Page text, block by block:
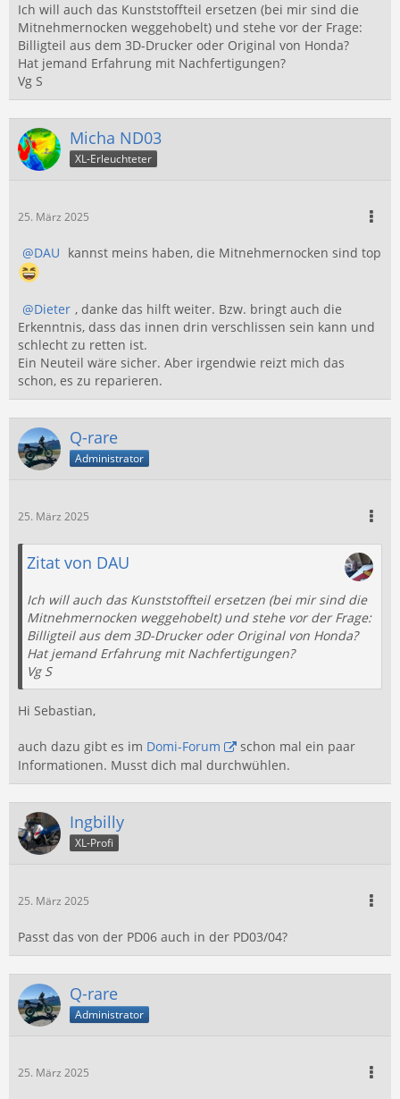
Ich will auch das Kunststoffteil ersetzen (bei mir sind die
Mitnehmernocken weggehobelt) und stehe vor der Frage:
Billigteil aus dem 3D-Drucker oder Original von Honda?
Hat jemand Erfahrung mit Nachfertigungen?
Vg S
Micha ND03
XL-Erleuchteter
25. März 2025
DAU kannst meins haben, die Mitnehmernocken sind top
Dieter , danke das hilft weiter. Bzw. bringt auch die
Erkenntnis, dass das innen drin verschlissen sein kann und
schlecht zu retten ist.
Ein Neuteil wäre sicher. Aber irgendwie reizt mich das
schon, es zu reparieren.
Q-rare
Administrator
25. März 2025
Zitat von DAU
Ich will auch das Kunststoffteil ersetzen (bei mir sind die
Mitnehmernocken weggehobelt) und stehe vor der Frage:
Billigteil aus dem 3D-Drucker oder Original von Honda?
Hat jemand Erfahrung mit Nachfertigungen?
Vg S
Hi Sebastian,
auch dazu gibt es im Domi-Forum
schon mal ein paar
Informationen. Musst dich mal durchwühlen.
Ingbilly
XL-Profi
25. März 2025
Passt das von der PD06 auch in der PD03/04?
Q-rare
Administrator
25. März 2025